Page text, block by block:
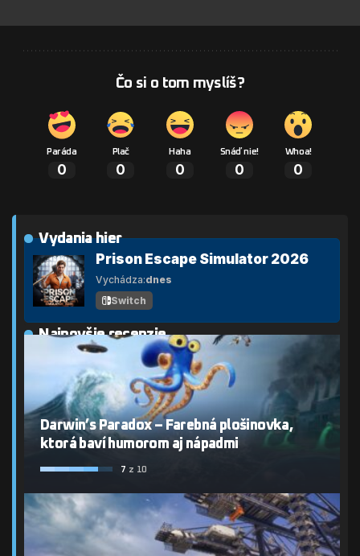
Čo si o tom myslíš?
Paráda
0
Plač
0
Haha
0
Snáď nie!
0
Whoa!
0
Vydania hier
Prison Escape Simulator 2026
Vychádza:dnes
Switch
Najnovšie recenzie
Darwin’s Paradox – Farebná plošinovka,
ktorá baví humorom aj nápadmi
7 z 10